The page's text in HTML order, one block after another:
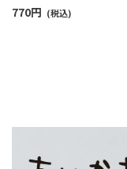
クルー丈 レディース
770円 (税込)